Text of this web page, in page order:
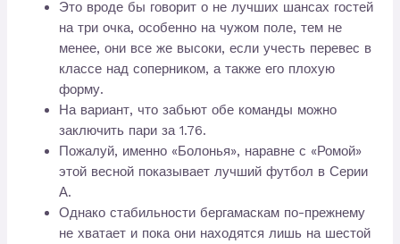
Это вроде бы говорит о не лучших шансах гостей
на три очка, особенно на чужом поле, тем не
менее, они все же высоки, если учесть перевес в
классе над соперником, а также его плохую
форму.
На вариант, что забьют обе команды можно
заключить пари за 1.76.
Пожалуй, именно «Болонья», наравне с «Ромой»
этой весной показывает лучший футбол в Серии
А.
Однако стабильности бергамаскам по-прежнему
не хватает и пока они находятся лишь на шестой